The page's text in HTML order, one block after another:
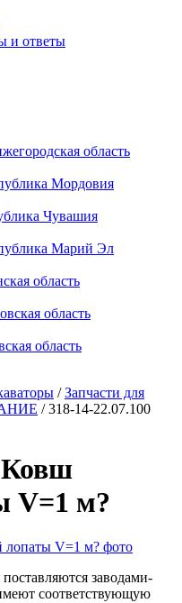
и ответы
область
Мордовия
Чувашия
Марий Эл
область
область
область
/Запчасти для
/318-14-22.07.100
Ковш
V=1 м?
заводами-
соответствующую